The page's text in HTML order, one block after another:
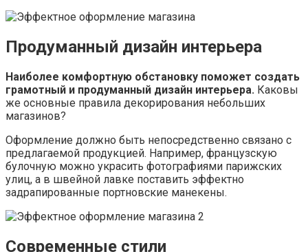
Продуманный дизайн интерьера
Наиболее комфортную обстановку поможет создать
грамотный и продуманный дизайн интерьера. Каковы
же основные правила декорирования небольших
магазинов?
Оформление должно быть непосредственно связано с
предлагаемой продукцией. Например, французскую
булочную можно украсить фотографиями парижских
улиц, а в швейной лавке поставить эффектно
задрапированные портновские манекены.
Современные стили